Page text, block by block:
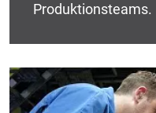
Produktionsteams.